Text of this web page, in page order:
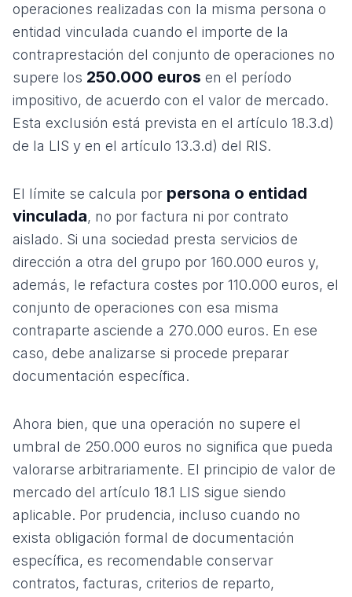
operaciones realizadas con la misma persona o
entidad vinculada cuando el importe de la
contraprestación del conjunto de operaciones no
supere los 250.000 euros en el período
impositivo, de acuerdo con el valor de mercado.
Esta exclusión está prevista en el artículo 18.3.d)
de la LIS y en el artículo 13.3.d) del RIS.
El límite se calcula por persona o entidad
vinculada, no por factura ni por contrato
aislado. Si una sociedad presta servicios de
dirección a otra del grupo por 160.000 euros y,
además, le refactura costes por 110.000 euros, el
conjunto de operaciones con esa misma
contraparte asciende a 270.000 euros. En ese
caso, debe analizarse si procede preparar
documentación específica.
Ahora bien, que una operación no supere el
umbral de 250.000 euros no significa que pueda
valorarse arbitrariamente. El principio de valor de
mercado del artículo 18.1 LIS sigue siendo
aplicable. Por prudencia, incluso cuando no
exista obligación formal de documentación
específica, es recomendable conservar
contratos, facturas, criterios de reparto,